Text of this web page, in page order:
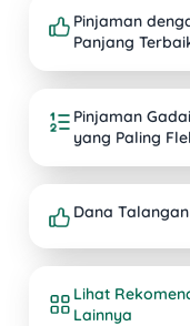
Pinjaman
Panjang
Pinjaman
yang Paling
Dana
Lihat
Lainnya